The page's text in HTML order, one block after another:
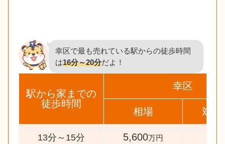
幸区で最も売れている駅からの徒歩時間
は16分～20分だよ！
駅から家までの
徒歩時間
幸区
相場 対象
13分～15分 5,600万円